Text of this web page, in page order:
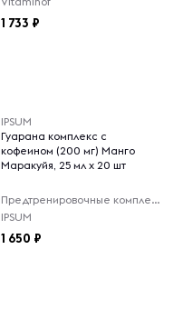
1 733
IPSUM
Гуарана комплекс с
кофеином (200 мг) Манго
Маракуйя, 25 мл x 20 шт
Предтренировочные комплексы
IPSUM
1 650